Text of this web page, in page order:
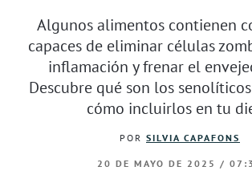
Algunos alimentos contienen
capaces de eliminar células
inflamación y frenar el
Descubre qué son los
cómo incluirlos en tu
POR SILVIA CAPAFONS
20 DE MAYO DE 2025 /